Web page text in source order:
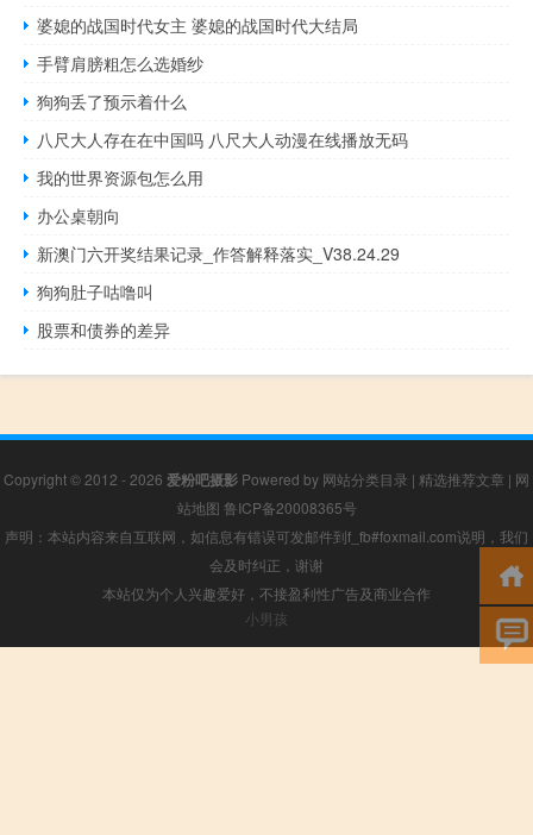
婆媳的战国时代女主 婆媳的战国时代大结局
手臂肩膀粗怎么选婚纱
狗狗丢了预示着什么
八尺大人存在在中国吗 八尺大人动漫在线播放无码
我的世界资源包怎么用
办公桌朝向
新澳门六开奖结果记录_作答解释落实_V38.24.29
狗狗肚子咕噜叫
股票和债券的差异
Copyright © 2012 - 2026 爱粉吧摄影 Powered by 网站分类目录 | 精选推荐文章 | 网
站地图 鲁ICP备20008365号
声明：本站内容来自互联网，如信息有错误可发邮件到f_fb#foxmail.com说明，我们
会及时纠正，谢谢
本站仅为个人兴趣爱好，不接盈利性广告及商业合作
小男孩